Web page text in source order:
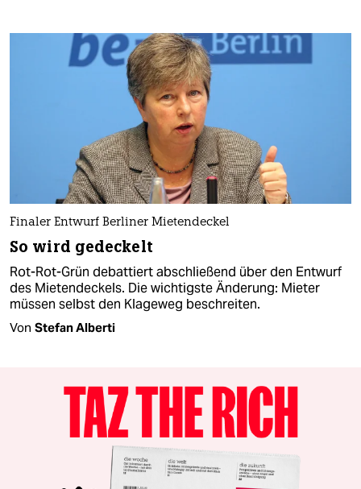
Finaler Entwurf Berliner Mietendeckel
So wird gedeckelt
Rot-Rot-Grün debattiert abschließend über den Entwurf
des Mietendeckels. Die wichtigste Änderung: Mieter
müssen selbst den Klageweg beschreiten.
Von Stefan Alberti